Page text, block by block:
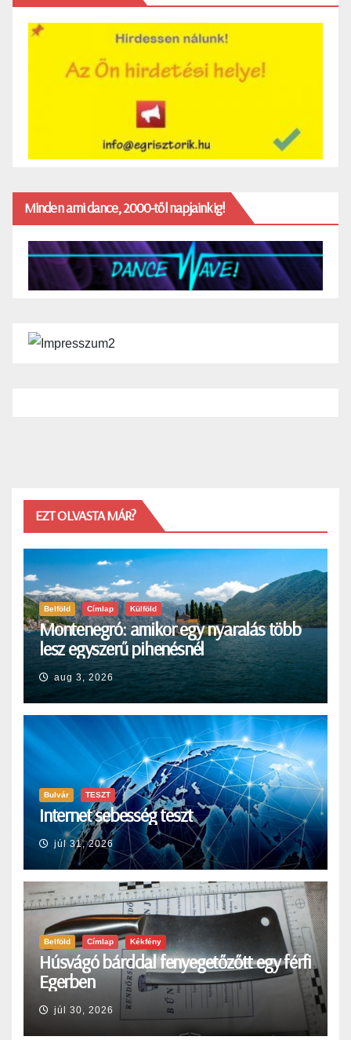
Minden ami dance, 2000-től napjainkig!
EZT OLVASTA MÁR?
Belföld Címlap Külföld
Montenegró: amikor egy nyaralás több
lesz egyszerű pihenésnél
aug 3, 2026
Bulvár TESZT
Internet sebesség teszt
júl 31, 2026
Belföld Címlap Kékfény
Húsvágó bárddal fenyegetőzőtt egy férfi
Egerben
júl 30, 2026